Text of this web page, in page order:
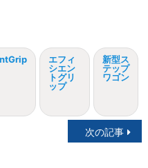
エフィ
シエン
トグリ
ップ
新型ス
テップ
ワゴン
次の記事